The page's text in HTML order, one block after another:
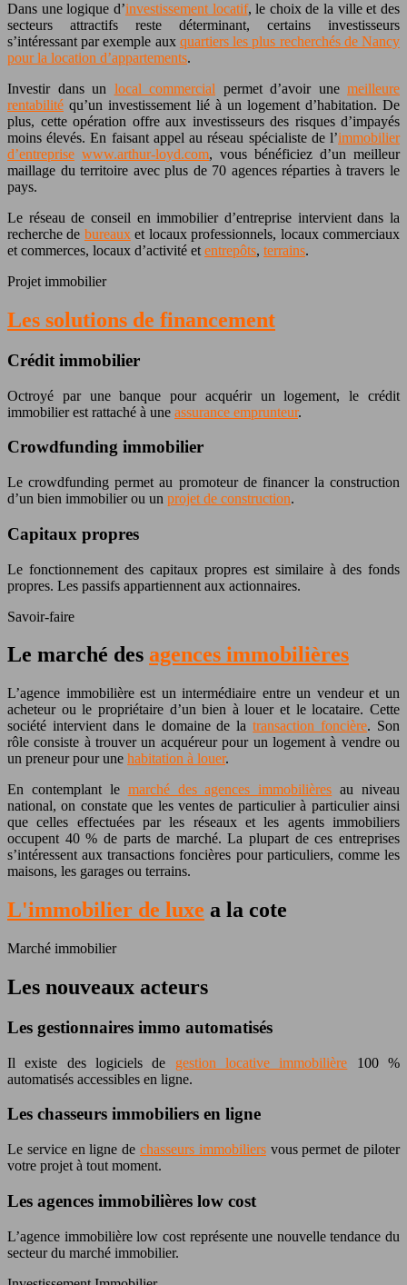
Dans une logique d’investissement locatif, le choix de la ville et des
secteurs attractifs reste déterminant, certains investisseurs
s’intéressant par exemple aux quartiers les plus recherchés de Nancy
pour la location d’appartements.
Investir dans un local commercial permet d’avoir une meilleure
rentabilité qu’un investissement lié à un logement d’habitation. De
plus, cette opération offre aux investisseurs des risques d’impayés
moins élevés. En faisant appel au réseau spécialiste de l’immobilier
d’entreprise www.arthur-loyd.com, vous bénéficiez d’un meilleur
maillage du territoire avec plus de 70 agences réparties à travers le
pays.
Le réseau de conseil en immobilier d’entreprise intervient dans la
recherche de bureauxet locaux professionnels, locaux commerciaux
et commerces, locaux d’activité et entrepôts, terrains.
Projet immobilier
Les solutions de financement
Crédit immobilier
Octroyé par une banque pour acquérir un logement, le crédit
immobilier est rattaché à une assurance emprunteur.
Crowdfunding immobilier
Le crowdfunding permet au promoteur de financer la construction
d’un bien immobilier ou un projet de construction.
Capitaux propres
Le fonctionnement des capitaux propres est similaire à des fonds
propres. Les passifs appartiennent aux actionnaires.
Savoir-faire
Le marché des agences immobilières
L’agence immobilière est un intermédiaire entre un vendeur et un
acheteur ou le propriétaire d’un bien à louer et le locataire. Cette
société intervient dans le domaine de latransaction foncière. Son
rôle consiste à trouver un acquéreur pour un logement à vendre ou
un preneur pour une habitation à louer.
En contemplant le marché des agences immobilières au niveau
national, on constate que les ventes de particulier à particulier ainsi
que celles effectuées par les réseaux et les agents immobiliers
occupent 40 % de parts de marché. La plupart de ces entreprises
s’intéressent aux transactions foncières pour particuliers, comme les
maisons, les garages ou terrains.
L'immobilier de luxe a la cote
Marché immobilier
Les nouveaux acteurs
Les gestionnaires immo automatisés
Il existe des logiciels de gestion locative immobilière 100 %
automatisés accessibles en ligne.
Les chasseurs immobiliers en ligne
Le service en ligne de chasseurs immobiliersvous permet de piloter
votre projet à tout moment.
Les agences immobilières low cost
L’agence immobilière low cost représente une nouvelle tendance du
secteur du marché immobilier.